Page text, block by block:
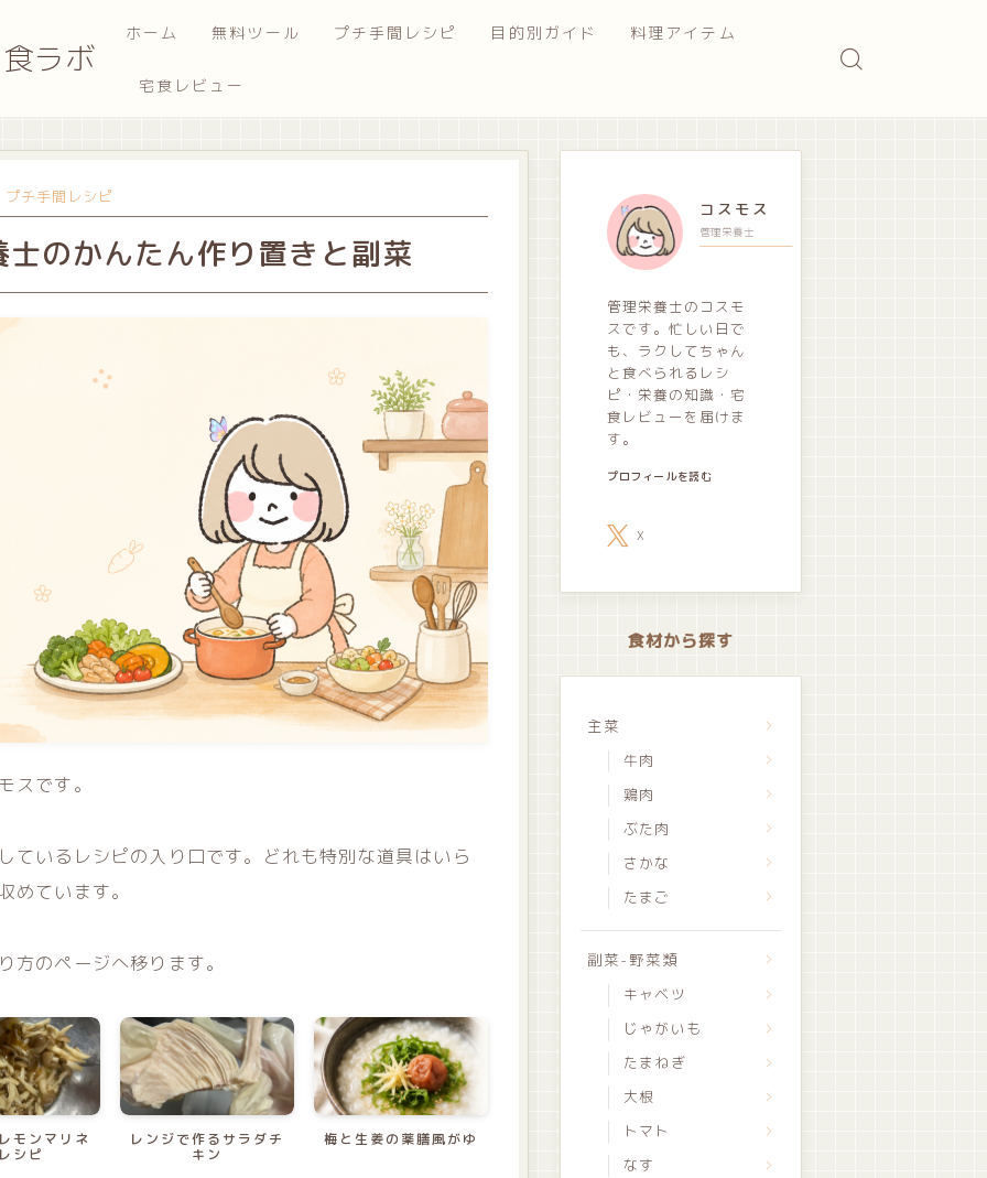
ラボ
ホーム 無料ツール プチ手間レシピ 目的別ガイド 料理アイテム
宅食レビュー
プチ手間レシピ
のかんたん作り置きと副菜
スです。
ているレシピの入り口です。どれも特別な道具はいら
めています。
方のページへ移ります。
モンマリネ
シピ
レンジで作るサラダチ
キン
梅と生姜の薬膳風がゆ
コスモス
管理栄養士
管理栄養士のコスモ
スです。忙しい日で
も、ラクしてちゃん
と食べられるレシ
ピ・栄養の知識・宅
食レビューを届けま
す。
プロフィールを読む
X
食材から探す
主菜
牛肉
鶏肉
ぶた肉
さかな
たまご
副菜-野菜類
キャベツ
じゃがいも
たまねぎ
大根
トマト
なす